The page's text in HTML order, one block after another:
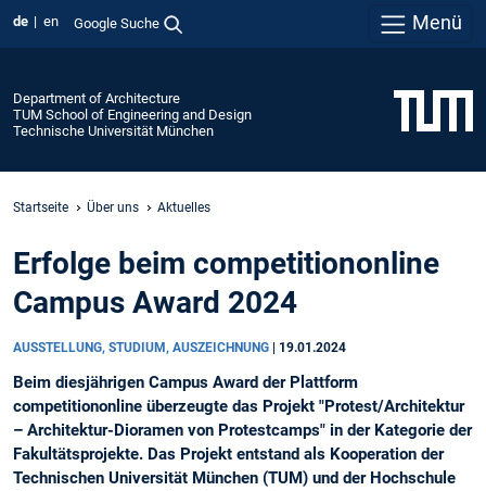
de en Google Suche Menü
Department of Architecture
TUM School of Engineering and Design
Technische Universität München
Startseite Über uns Aktuelles
Erfolge beim competitiononline
Campus Award 2024
AUSSTELLUNG, STUDIUM, AUSZEICHNUNG 19.01.2024
Beim diesjährigen Campus Award der Plattform
competitiononline überzeugte das Projekt "Protest/Architektur
– Architektur-Dioramen von Protestcamps" in der Kategorie der
Fakultätsprojekte. Das Projekt entstand als Kooperation der
Technischen Universität München (TUM) und der Hochschule